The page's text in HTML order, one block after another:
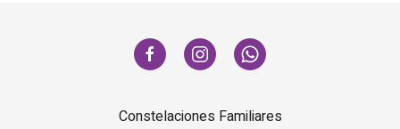
Constelaciones Familiares